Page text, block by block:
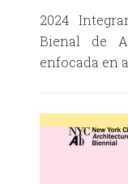
2024
Bienal de
enfocada en